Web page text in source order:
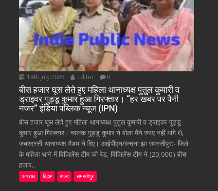
19th July 2025 Editor 0
बीस हजार घूस लेते हुए महिला थानाध्यक्ष पुतुल कुमारी व
ड्राइवर गुड्डू कुमार हुआ गिरफ्तार। “हर खबर पर पैनी
नजर” इंडिया पब्लिक न्यूज (IPN)
बीस हजार घूस लेते हुए महिला थानाध्यक्ष पुतुल कुमारी व ड्राइवर गुड्डू
कुमार हुआ गिरफ्तार। चालक गुड्डू कुमार ने बोला मैंने रुपए नहीं मांगे थे,
जबरदस्ती थानाध्यक्ष मैडम ने दिए। आईपीएन/वन्दना झा समस्तीपुर:- जिले
के महिला थाने में विजिलेंस टीम की रेड, विजिलेंस टीम ने (20,000) बीस
हजार...
अपराध बिहार राज्य समस्तीपुर